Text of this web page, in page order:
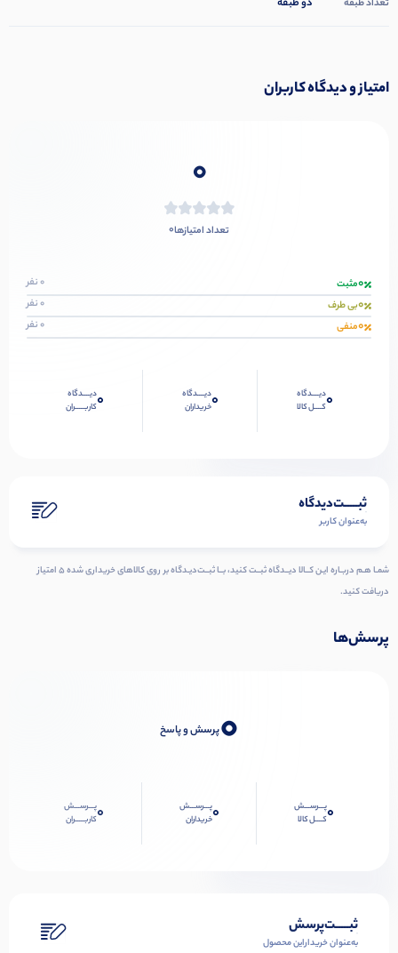
تعداد طبقه دو طبقه
امتیاز و دیدگاه کاربران
0
تعداد امتیازها0
0مثبت 0 نفر
0بی طرف 0 نفر
0منفی 0 نفر
0دیــــدگاه
کــــل کالا
0دیــــدگاه
خریداران
0دیــــدگاه
کاربـــــران
ثبـــــت‌دیدگاه
به‌عنوان کاربر
شمـا هـم دربـاره ایـن کــالا دیــدگاه ثبــت کنید، بــا ثبــت‌دیـدگاه بر روی کالاهای خریداری شده ۵ امتیاز
دریافت کنید.
پرسش‌ها
0پرسش و پاسخ
0پـــرســـش
کــــل کالا
0پـــرســـش
خریداران
0پـــرســـش
کاربـــــران
ثبـــــت‌پرسش
به‌عنوان ‌خریدار‌این‌ محصول